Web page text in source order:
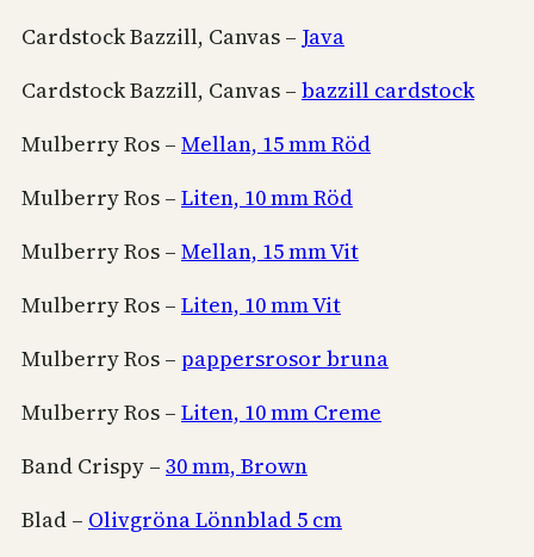
Cardstock Bazzill, Canvas – Java
Cardstock Bazzill, Canvas – bazzill cardstock
Mulberry Ros – Mellan, 15 mm Röd
Mulberry Ros – Liten, 10 mm Röd
Mulberry Ros – Mellan, 15 mm Vit
Mulberry Ros – Liten, 10 mm Vit
Mulberry Ros – pappersrosor bruna
Mulberry Ros – Liten, 10 mm Creme
Band Crispy – 30 mm, Brown
Blad – Olivgröna Lönnblad 5 cm